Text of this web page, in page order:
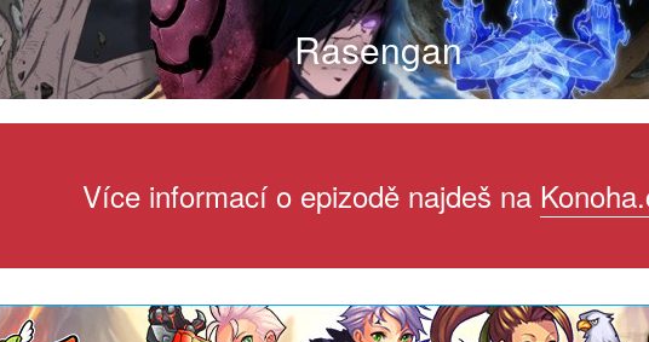
Rasengan
Více informací o epizodě najdeš na